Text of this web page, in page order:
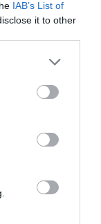
IAB’s List of
it to other
more Google
may click to
party tags to
below Google
mintegy 3800
maradhat
ember még
alatt. Ez